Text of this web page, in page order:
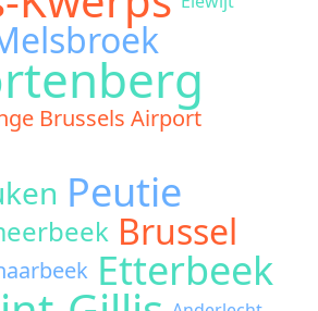
Brussels Airport
Peutie
Brussel
Etterbeek